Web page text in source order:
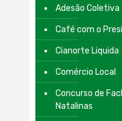
Adesão Coletiva
Café com o
Cianorte Liquida
Comércio Local
Concurso de
Natalinas